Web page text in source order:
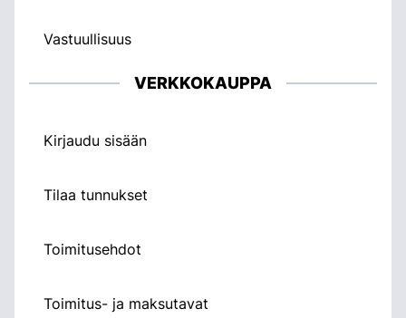
Vastuullisuus
VERKKOKAUPPA
Kirjaudu sisään
Tilaa tunnukset
Toimitusehdot
Toimitus- ja maksutavat